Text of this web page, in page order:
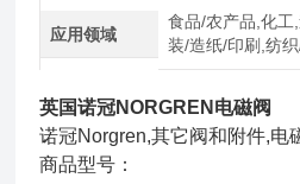
应用领域
食品/农产品,化工
装/造纸/印刷,纺
英国诺冠NORGREN电磁阀
诺冠Norgren,其它阀和附件,电
商品型号：